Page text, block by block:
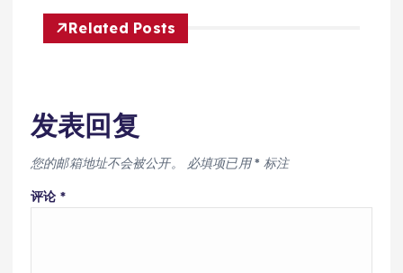
Related Posts
发表回复
您的邮箱地址不会被公开。 必填项已用* 标注
评论 *